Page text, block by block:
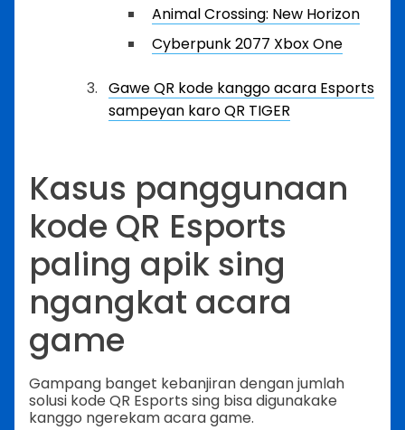
Animal Crossing: New Horizon
Cyberpunk 2077 Xbox One
Gawe QR kode kanggo acara Esports
sampeyan karo QR TIGER
Kasus panggunaan
kode QR Esports
paling apik sing
ngangkat acara
game
Gampang banget kebanjiran dengan jumlah
solusi kode QR Esports sing bisa digunakake
kanggo ngerekam acara game.